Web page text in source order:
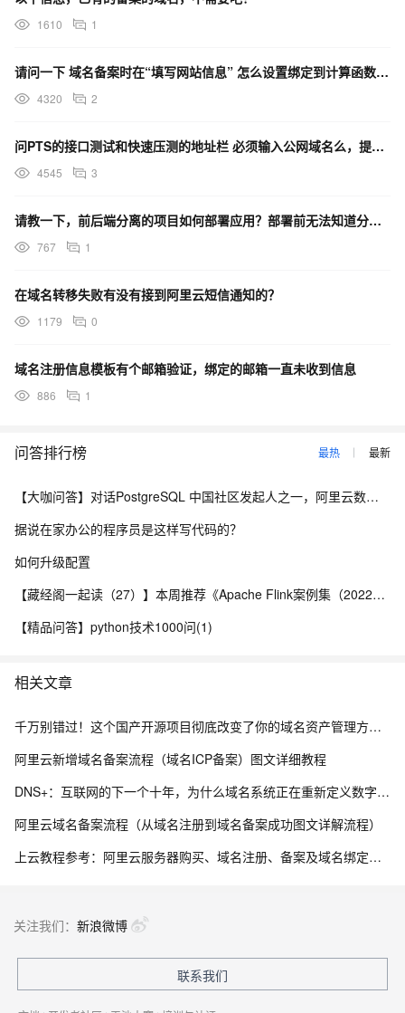
1610 1
请问一下 域名备案时在“填写网站信息” 怎么设置绑定到计算函数中呢 不想设置ECS。
4320 2
问PTS的接口测试和快速压测的地址栏 必须输入公网域名么，提示我域名解析失败 我在公司办公网络内，在
4545 3
请教一下，前后端分离的项目如何部署应用？部署前无法知道分配的域名信息。
767 1
在域名转移失败有没有接到阿里云短信通知的？
1179 0
域名注册信息模板有个邮箱验证，绑定的邮箱一直未收到信息
886 1
问答排行榜 最热 最新
【大咖问答】对话PostgreSQL 中国社区发起人之一，阿里云数据库高级专家 德哥
据说在家办公的程序员是这样写代码的？
如何升级配置
【藏经阁一起读（27）】本周推荐《Apache Flink案例集（2022版）》，你有哪些心得？
【精品问答】python技术1000问(1)
相关文章
千万别错过！这个国产开源项目彻底改变了你的域名资产管理方式，收藏它相当于多一个安全专家！
阿里云新增域名备案流程（域名ICP备案）图文详细教程
DNS+：互联网的下一个十年，为什么域名系统正在重新定义数字生态？ ——解读《“DNS+”发展白皮书（2023）》
阿里云域名备案流程（从域名注册到域名备案成功图文详解流程）
上云教程参考：阿里云服务器购买、域名注册、备案及域名绑定全流程指南
关注我们： 新浪微博
联系我们